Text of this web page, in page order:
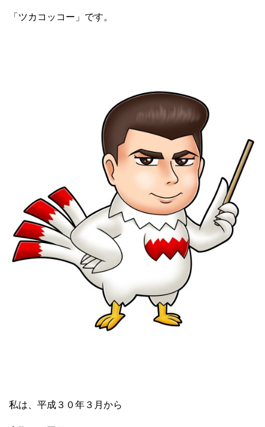
「ツカコッコー」です。
私は、平成３０年３月から